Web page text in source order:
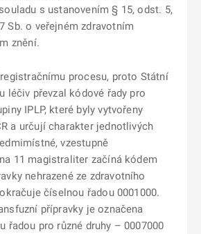
s ustanovením § 15, odst. 5,
Sb. o veřejném zdravotním
znění.
procesu, proto Státní
léčiv převzal kódové řady pro
IPLP, které byly vytvořeny
a určují charakter jednotlivých
vzestupně
11 magistraliter začíná kódem
nehrazené ze zdravotního
číselnou řadou 0001000.
přípravky je označena
řadou pro různé druhy – 0007000